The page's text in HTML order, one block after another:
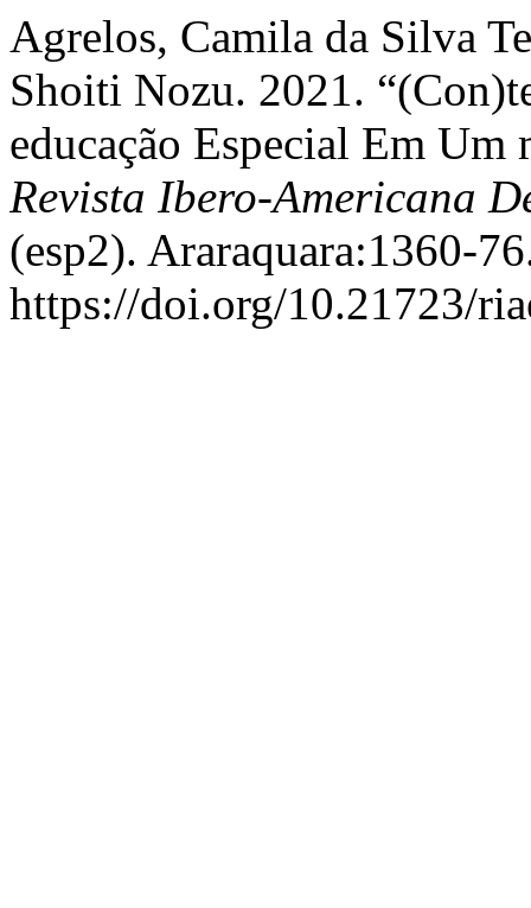
Agrelos, Camila da Silva
Shoiti Nozu. 2021.
educação Especial Em
Revista Ibero-Americana
(esp2). Araraquara:1360-
https://doi.org/10.21723/